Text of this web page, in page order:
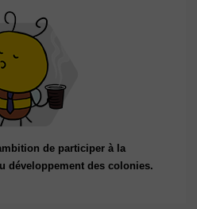
de participer à la
développement des colonies.